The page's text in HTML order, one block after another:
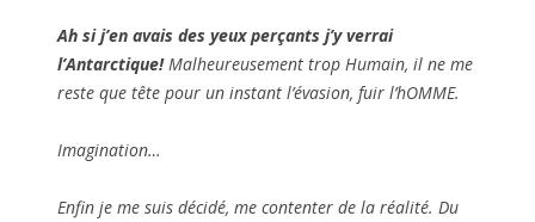
Ah si j’en avais des yeux perçants j’y verrai
l’Antarctique!Malheureusement trop Humain, il ne me
reste que tête pour un instant l’évasion, fuir l’hOMME.
Imagination…
Enfin je me suis décidé, me contenter de la réalité. Du